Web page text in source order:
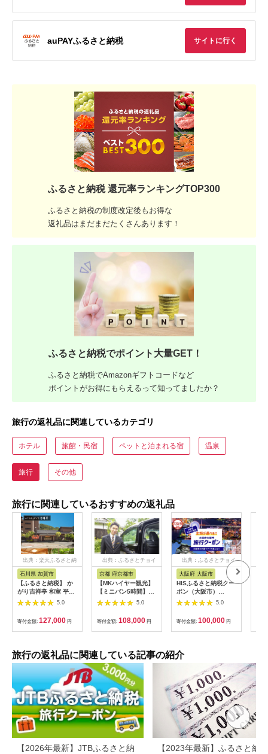
auPAYふるさと納税 サイトに行く
ふるさと納税 還元率ランキングTOP300
ふるさと納税の制度改定後もお得な
返礼品はまだまだたくさんあります！
ふるさと納税でポイント大量GET！
ふるさと納税でAmazonギフトコードなど
ポイントがお得にもらえるって知ってましたか？
旅行の返礼品に関連しているカテゴリ
ホテル 旅館・民宿 ペットと泊まれる宿 温泉
旅行 その他
旅行に関連しているおすすめの返礼品
出典：楽天ふるさと納
石川県 加賀市
【ふるさと納税】 か
がり吉祥亭 和室 平日
限定 ペア宿泊券 1泊2
食付 2名 ペア 食事付
温泉 宿泊券 旅行 トラ
ベル 宿泊 宿泊施設 宿
レジャー F6P-0991
5.0
寄付金額: 127,000 円
出典：ふるさとチョイ
京都 府京都市
【MKハイヤー観光】
【ミニバン5時間】ド
ライバーとめぐるとっ
ておきの京都観光（3
／21-6／20・10／1-
11／30）
5.0
寄付金額: 108,000 円
出典：ふるさとチョイ
大阪府 大阪市
HISふるさと納税クー
ポン（大阪市）
30,000円分_OS039-
5.0
寄付金額: 100,000 円
旅行の返礼品に関連している記事の紹介
【2026年最新】JTBふるさと納
【2023年最新】ふるさと納